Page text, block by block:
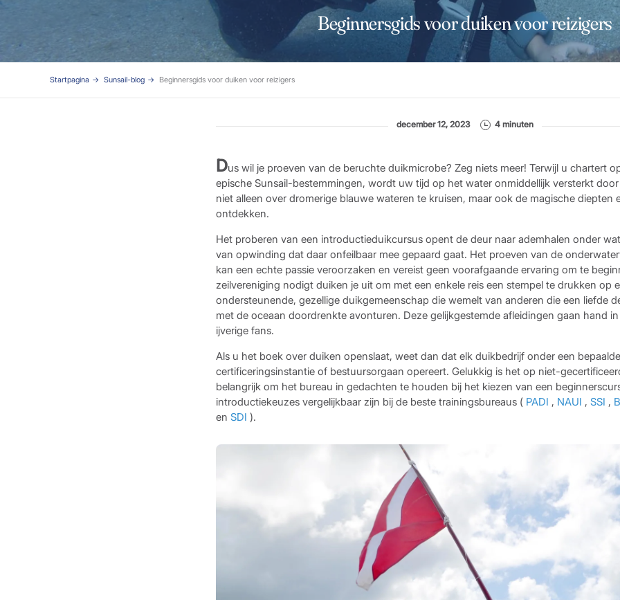
Beginnersgids voor duiken voor reizigers
Startpagina Sunsail-blog Beginnersgids voor duiken voor reizigers
december 12, 2023 4 minuten
Dus wil je proeven van de beruchte duikmicrobe? Zeg niets meer! Terwijl u chartert
epische Sunsail-bestemmingen, wordt uw tijd op het water onmiddellijk versterkt
niet alleen over dromerige blauwe wateren te kruisen, maar ook de magische diepten
ontdekken.
Het proberen van een introductieduikcursus opent de deur naar ademhalen onder
van opwinding dat daar onfeilbaar mee gepaard gaat. Het proeven van de
kan een echte passie veroorzaken en vereist geen voorafgaande ervaring om te
zeilvereniging nodigt duiken je uit om met een enkele reis een stempel te drukken op
ondersteunende, gezellige duikgemeenschap die wemelt van anderen die een liefde
met de oceaan doordrenkte avonturen. Deze gelijkgestemde afleidingen gaan hand
ijverige fans.
Als u het boek over duiken openslaat, weet dan dat elk duikbedrijf onder een bepaalde
certificeringsinstantie of bestuursorgaan opereert. Gelukkig is het op niet-
belangrijk om het bureau in gedachten te houden bij het kiezen van een
introductiekeuzes vergelijkbaar zijn bij de beste trainingsbureaus ( PADI , NAUI , SSI ,
en SDI ).